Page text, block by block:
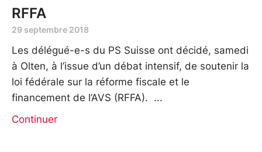
RFFA
29 septembre 2018
Les délégué-e-s du PS Suisse ont décidé, samedi
à Olten, à l’issue d’un débat intensif, de soutenir la
loi fédérale sur la réforme fiscale et le
financement de l’AVS (RFFA).
Continuer